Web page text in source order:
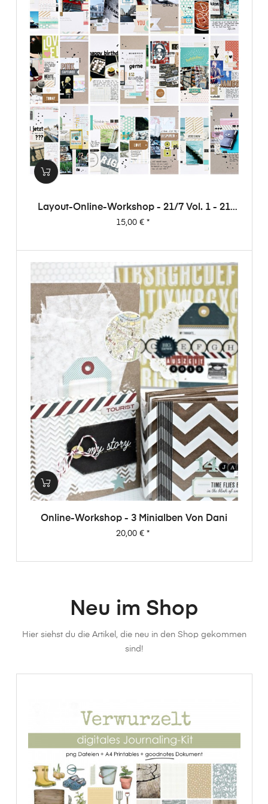
Layout-Online-Workshop - 21/7 Vol. 1 - 21
Layouts Aus 7 Papieren (von Dani)
Preis
15,00 €*
Online-Workshop - 3 Minialben Von Dani
Preis
20,00 €*
Neu im Shop
Hier siehst du die Artikel, die neu in den Shop gekommen
sind!